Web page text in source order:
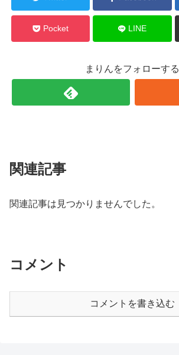
Pocket LINE
まりんをフォローする
関連記事
関連記事は見つかりませんでした。
コメント
コメントを書き込む